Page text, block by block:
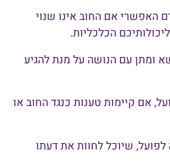
האפשרי אם החוב אינו שנוי
הכלכליות.
ומתן עם הנושה על מנת להגיע
אם קיימות טענות כנגד החוב או
שיוכל לחוות את דעתו